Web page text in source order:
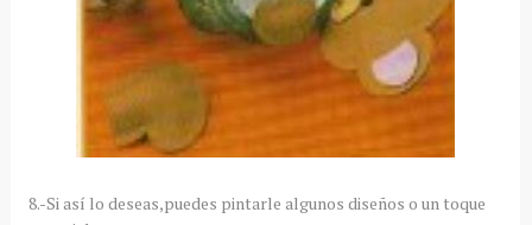
8.-Si así lo deseas,puedes pintarle algunos diseños o un toque